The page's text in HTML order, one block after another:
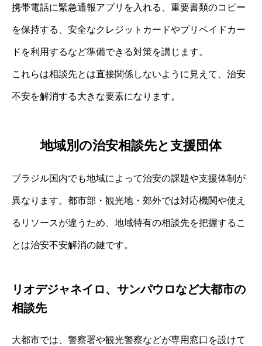
携帯電話に緊急通報アプリを入れる、重要書類のコピー
を保持する、安全なクレジットカードやプリペイドカー
ドを利用するなど準備できる対策を講じます。
これらは相談先とは直接関係しないように見えて、治安
不安を解消する大きな要素になります。
地域別の治安相談先と支援団体
ブラジル国内でも地域によって治安の課題や支援体制が
異なります。都市部・観光地・郊外では対応機関や使え
るリソースが違うため、地域特有の相談先を把握するこ
とは治安不安解消の鍵です。
リオデジャネイロ、サンパウロなど大都市の
相談先
大都市では、警察署や観光警察などが専用窓口を設けて